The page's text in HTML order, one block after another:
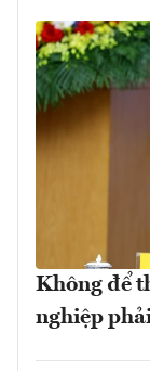
Không để
nghiệp